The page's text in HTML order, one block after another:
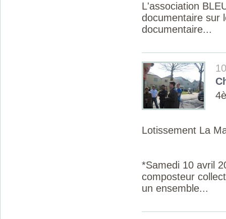
L'association
documentaire sur
documentaire...
Lotissement La
*Samedi 10 avril
composteur
un ensemble...